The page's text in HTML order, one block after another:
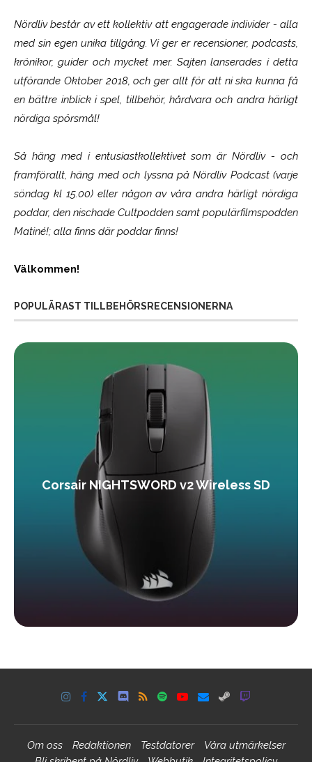
Nördliv består av ett kollektiv att engagerade individer - alla
med sin egen unika tillgång. Vi ger er recensioner, podcasts,
krönikor, guider och mycket mer. Sajten lanserades i detta
utförande Oktober 2018, och ger allt för att ni ska kunna få
en bättre inblick i spel, tillbehör, hårdvara och andra härligt
nördiga spörsmål!
Så häng med i entusiastkollektivet som ärNördliv- och
framförallt, häng med och lyssna på Nördliv Podcast (varje
söndag kl 15.00) eller någon av våra andra härligt nördiga
poddar, den nischade Cultpodden samt populärfilmspodden
Matiné!; alla finns där poddar finns!
Välkommen!
POPULÄRAST TILLBEHÖRSRECENSIONERNA
Corsair NIGHTSWORD v2 Wireless SD
Om oss Redaktionen Testdatorer
Våra utmärkelser